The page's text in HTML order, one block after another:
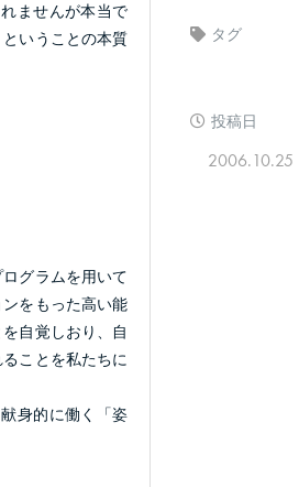
ませんが本当で
いうことの本質
グラムを用いて
をもった高い能
自覚しおり、自
ことを私たちに
身的に働く「姿
タグ
投稿日
2006.10.25